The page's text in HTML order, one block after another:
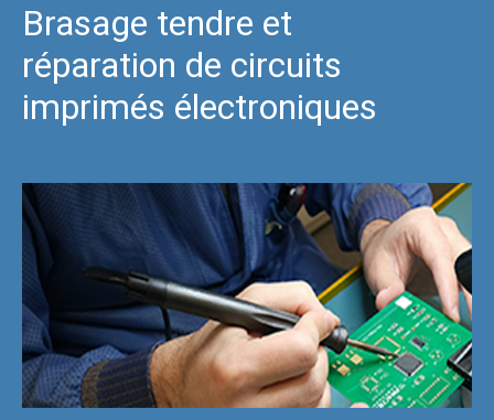
Brasage tendre et
réparation de circuits
imprimés électroniques